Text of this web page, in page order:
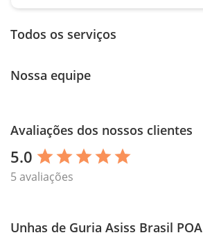
Todos os serviços
Nossa equipe
Avaliações dos nossos clientes
5.0 star star star star star
5 avaliações
Unhas de Guria Asiss Brasil POA